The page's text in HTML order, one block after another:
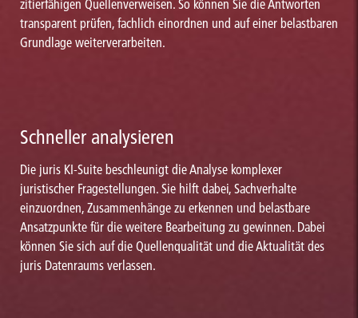
zitierfähigen Quellenverweisen. So können Sie die Antworten
transparent prüfen, fachlich einordnen und auf einer belastbaren
Grundlage weiterverarbeiten.
Schneller analysieren
Die juris KI-Suite beschleunigt die Analyse komplexer
juristischer Fragestellungen. Sie hilft dabei, Sachverhalte
einzuordnen, Zusammenhänge zu erkennen und belastbare
Ansatzpunkte für die weitere Bearbeitung zu gewinnen. Dabei
können Sie sich auf die Quellenqualität und die Aktualität des
juris Datenraums verlassen.